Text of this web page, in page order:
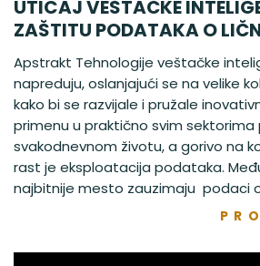
UTICAJ VEŠTAČKE
ZAŠTITU PODATAKA O
Apstrakt Tehnologije veštačke
napreduju, oslanjajući se na velike
kako bi se razvijale i pružale
primenu u praktično svim sektorima
svakodnevnom životu, a gorivo na
rast je eksploatacija podataka.
najbitnije mesto zauzimaju podaci